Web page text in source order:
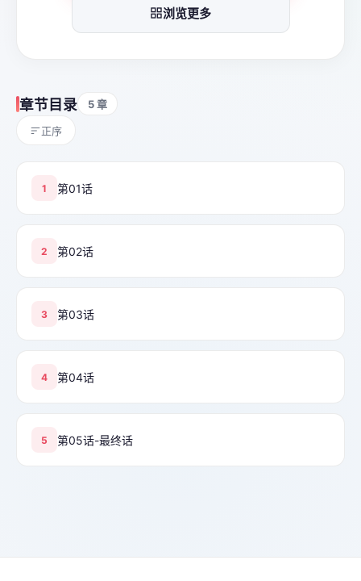
浏览更多
章节目录 5 章
正序
1 第01话
2 第02话
3 第03话
4 第04话
5 第05话-最终话